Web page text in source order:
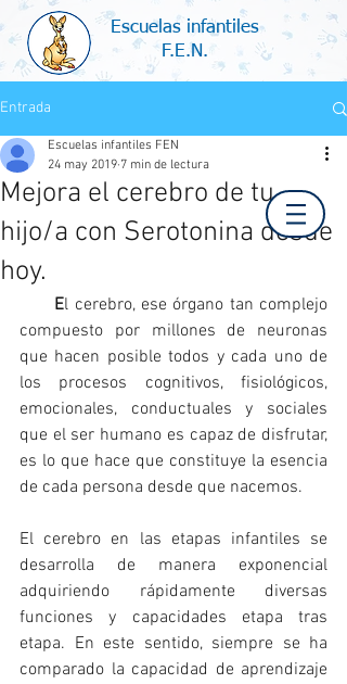
Escuelas infantiles
F.E.N.
Entrada
Mejora el cerebro de tu
hijo/a con Serotonina desde
hoy.
Escuelas infantiles FEN
24 may 2019 7 min de lectura
El cerebro, ese órgano tan complejo
compuesto por millones de neuronas
que hacen posible todos y cada uno de
los procesos cognitivos, fisiológicos,
emocionales, conductuales y sociales
que el ser humano es capaz de disfrutar,
es lo que hace que constituye la esencia
de cada persona desde que nacemos.
El cerebro en las etapas infantiles se
desarrolla de manera exponencial
adquiriendo rápidamente diversas
funciones y capacidades etapa tras
etapa. En este sentido, siempre se ha
comparado la capacidad de aprendizaje